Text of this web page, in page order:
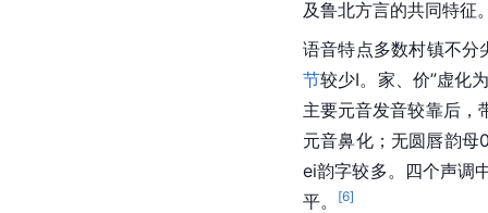
及鲁北方言的共同特征
语音特点多数村镇不分
节较少I。家、价”虚化
主要元音发音较靠后，
元音鼻化；无圆唇韵母
ei韵字较多。四个声调
平。
[6]